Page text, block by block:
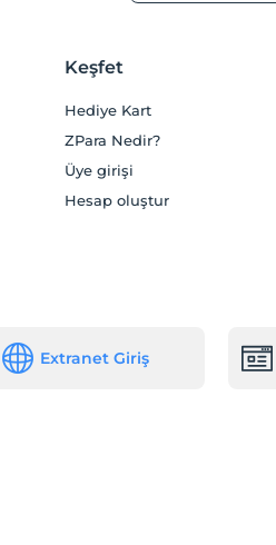
Keşfet
Hediye Kart
ZPara Nedir?
Üye girişi
Hesap oluştur
Extranet Giriş